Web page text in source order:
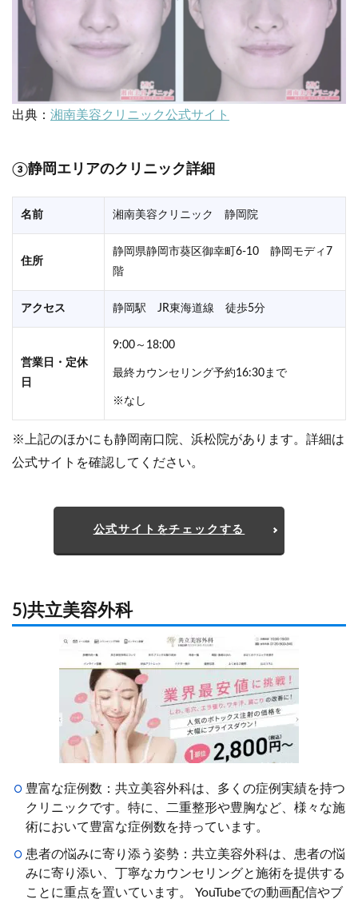
出典： 湘南美容クリニック公式サイト
③静岡エリアのクリニック詳細
名前 湘南美容クリニック 静岡院
住所
静岡県静岡市葵区御幸町6-10 静岡モディ7
階
アクセス 静岡駅 JR東海道線 徒歩5分
営業日・定休
日
9:00～18:00
最終カウンセリング予約16:30まで
※なし
※上記のほかにも静岡南口院、浜松院があります。詳細は
公式サイトを確認してください。
公式サイトをチェックする
5)共立美容外科
豊富な症例数：共立美容外科は、多くの症例実績を持つ
クリニックです。特に、二重整形や豊胸など、様々な施
術において豊富な症例数を持っています。
患者の悩みに寄り添う姿勢：共立美容外科は、患者の悩
みに寄り添い、丁寧なカウンセリングと施術を提供する
ことに重点を置いています。 YouTubeでの動画配信やブ